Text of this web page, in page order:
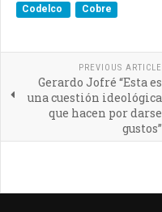
Codelco Cobre
PREVIOUS ARTICLE
Gerardo Jofré “Esta es
una cuestión ideológica
que hacen por darse
gustos”